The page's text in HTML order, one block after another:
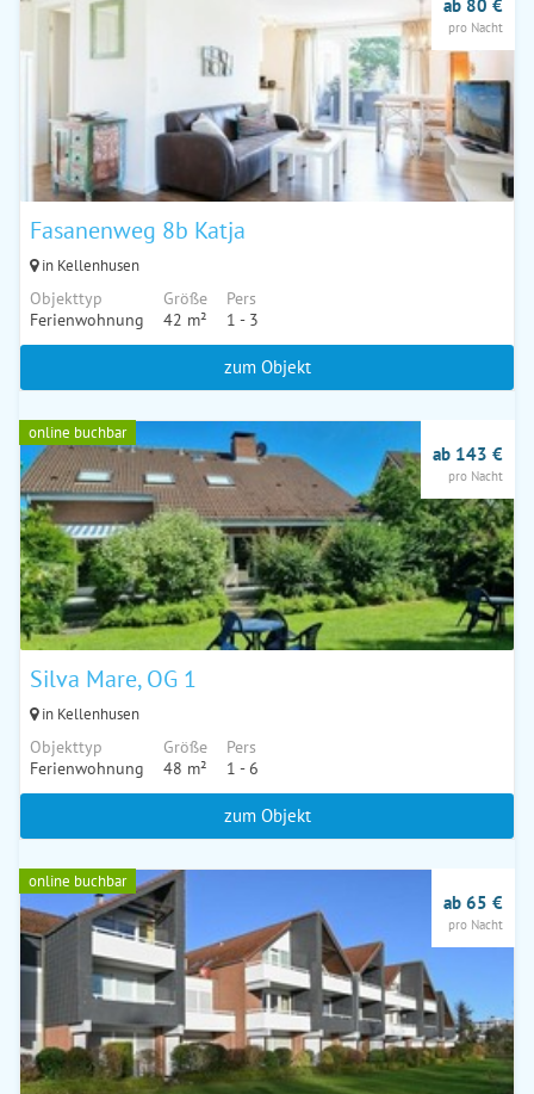
Fasanenweg 8b Katja
in Kellenhusen
Objekttyp
Ferienwohnung
Größe
42 m²
Pers
1 - 3
ab 80 €
pro Nacht
zum Objekt
online buchbar
Silva Mare, OG 1
in Kellenhusen
Objekttyp
Ferienwohnung
Größe
48 m²
Pers
1 - 6
ab 143 €
pro Nacht
zum Objekt
online buchbar
ab 65 €
pro Nacht